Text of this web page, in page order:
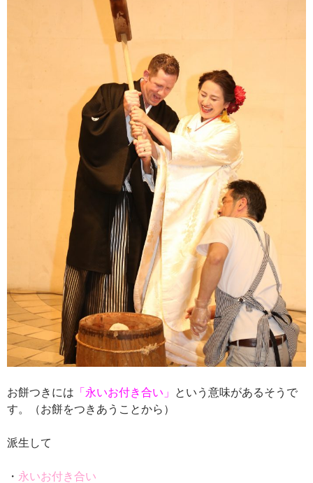
お餅つきには 「永いお付き合い」
という意味があるそうで
す。（お餅をつきあうことから）
派生して
・ 永いお付き合い